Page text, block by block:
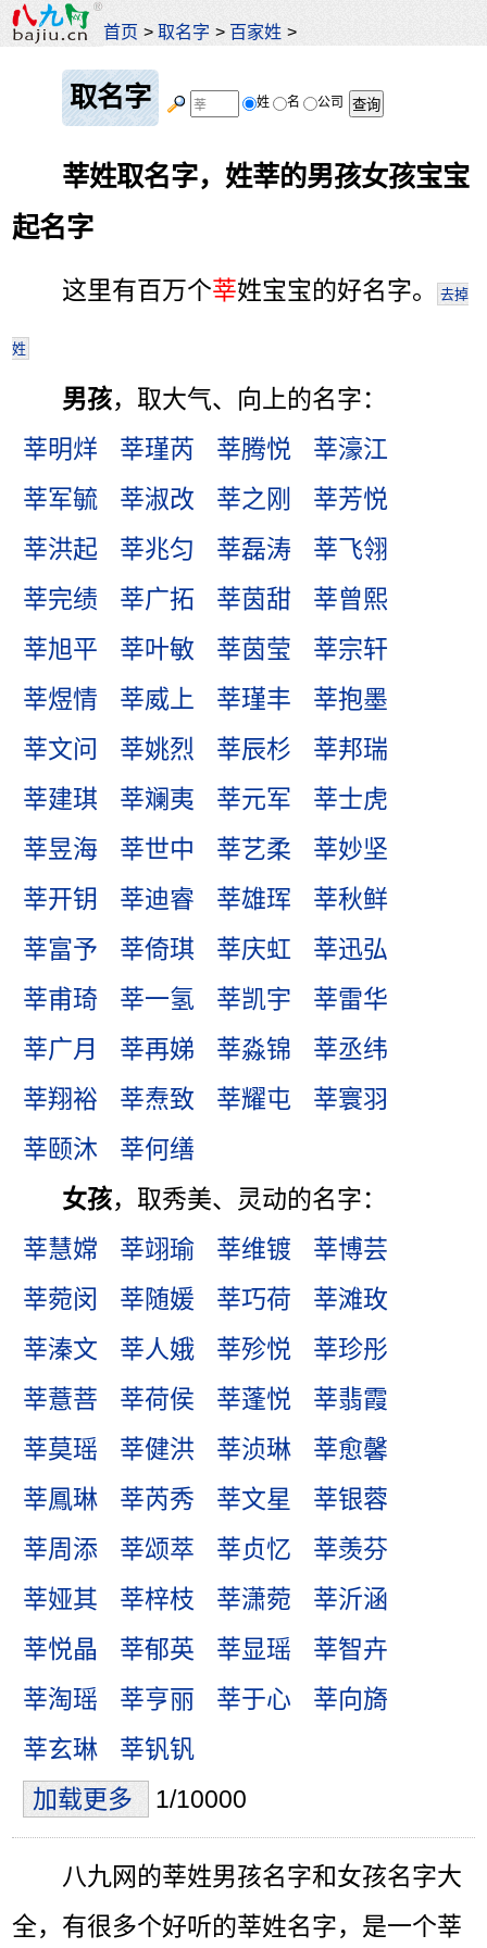
首页 >取名字 > 百家姓 >
取名字 姓 名 公司
莘姓取名字，姓莘的男孩女孩宝宝
起名字
这里有百万个莘姓宝宝的好名字。 去掉
姓
男孩，取大气、向上的名字：
莘明烊
莘瑾芮 莘腾悦
莘濠江
莘军毓
莘淑改 莘之刚
莘芳悦
莘洪起
莘兆匀 莘磊涛
莘飞翎
莘完绩
莘广拓 莘茵甜
莘曾熙
莘旭平
莘叶敏 莘茵莹
莘宗轩
莘煜情
莘威上 莘瑾丰
莘抱墨
莘文问
莘姚烈 莘辰杉
莘邦瑞
莘建琪
莘斓夷 莘元军
莘士虎
莘昱海
莘世中 莘艺柔
莘妙坚
莘开钥
莘迪睿 莘雄珲
莘秋鲜
莘富予
莘倚琪 莘庆虹
莘迅弘
莘甫琦
莘一氢 莘凯宇
莘雷华
莘广月
莘再娣 莘淼锦
莘丞纬
莘翔裕
莘焘致 莘耀屯
莘寰羽
莘颐沐
莘何缮
女孩，取秀美、灵动的名字：
莘慧嫦
莘翊瑜 莘维镀
莘博芸
莘菀闵
莘随媛 莘巧荷
莘滩玫
莘溱文
莘人娥 莘殄悦
莘珍彤
莘薏菩
莘荷侯 莘蓬悦
莘翡霞
莘莫瑶
莘健洪 莘浈琳
莘愈馨
莘鳳琳
莘芮秀 莘文星
莘银蓉
莘周添
莘颂萃 莘贞忆
莘羡芬
莘娅其
莘梓枝 莘潇菀
莘沂涵
莘悦晶
莘郁英 莘显瑶
莘智卉
莘淘瑶
莘亨丽 莘于心
莘向旖
莘玄琳
莘钒钒
加载更多
1/10000
八九网的莘姓男孩名字和女孩名字大
全，有很多个好听的莘姓名字，是一个莘